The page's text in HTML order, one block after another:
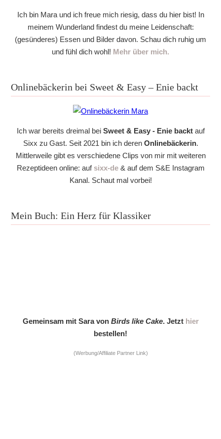
Ich bin Mara und ich freue mich riesig, dass du hier bist! In
meinem Wunderland findest du meine Leidenschaft:
(gesünderes) Essen und Bilder davon. Schau dich ruhig um
und fühl dich wohl! Mehr über mich.
Onlinebäckerin bei Sweet & Easy – Enie backt
Ich war bereits dreimal bei Sweet & Easy - Enie backtauf
Sixx zu Gast. Seit 2021 bin ich deren Onlinebäckerin.
Mittlerweile gibt es verschiedene Clips von mir mit weiteren
Rezeptideen online: auf sixx-de& auf dem S&E Instagram
Kanal. Schaut mal vorbei!
Mein Buch: Ein Herz für Klassiker
Gemeinsam mit Sara von Birds like Cake. Jetzt hier
bestellen!
(Werbung/Affiliate Partner Link)